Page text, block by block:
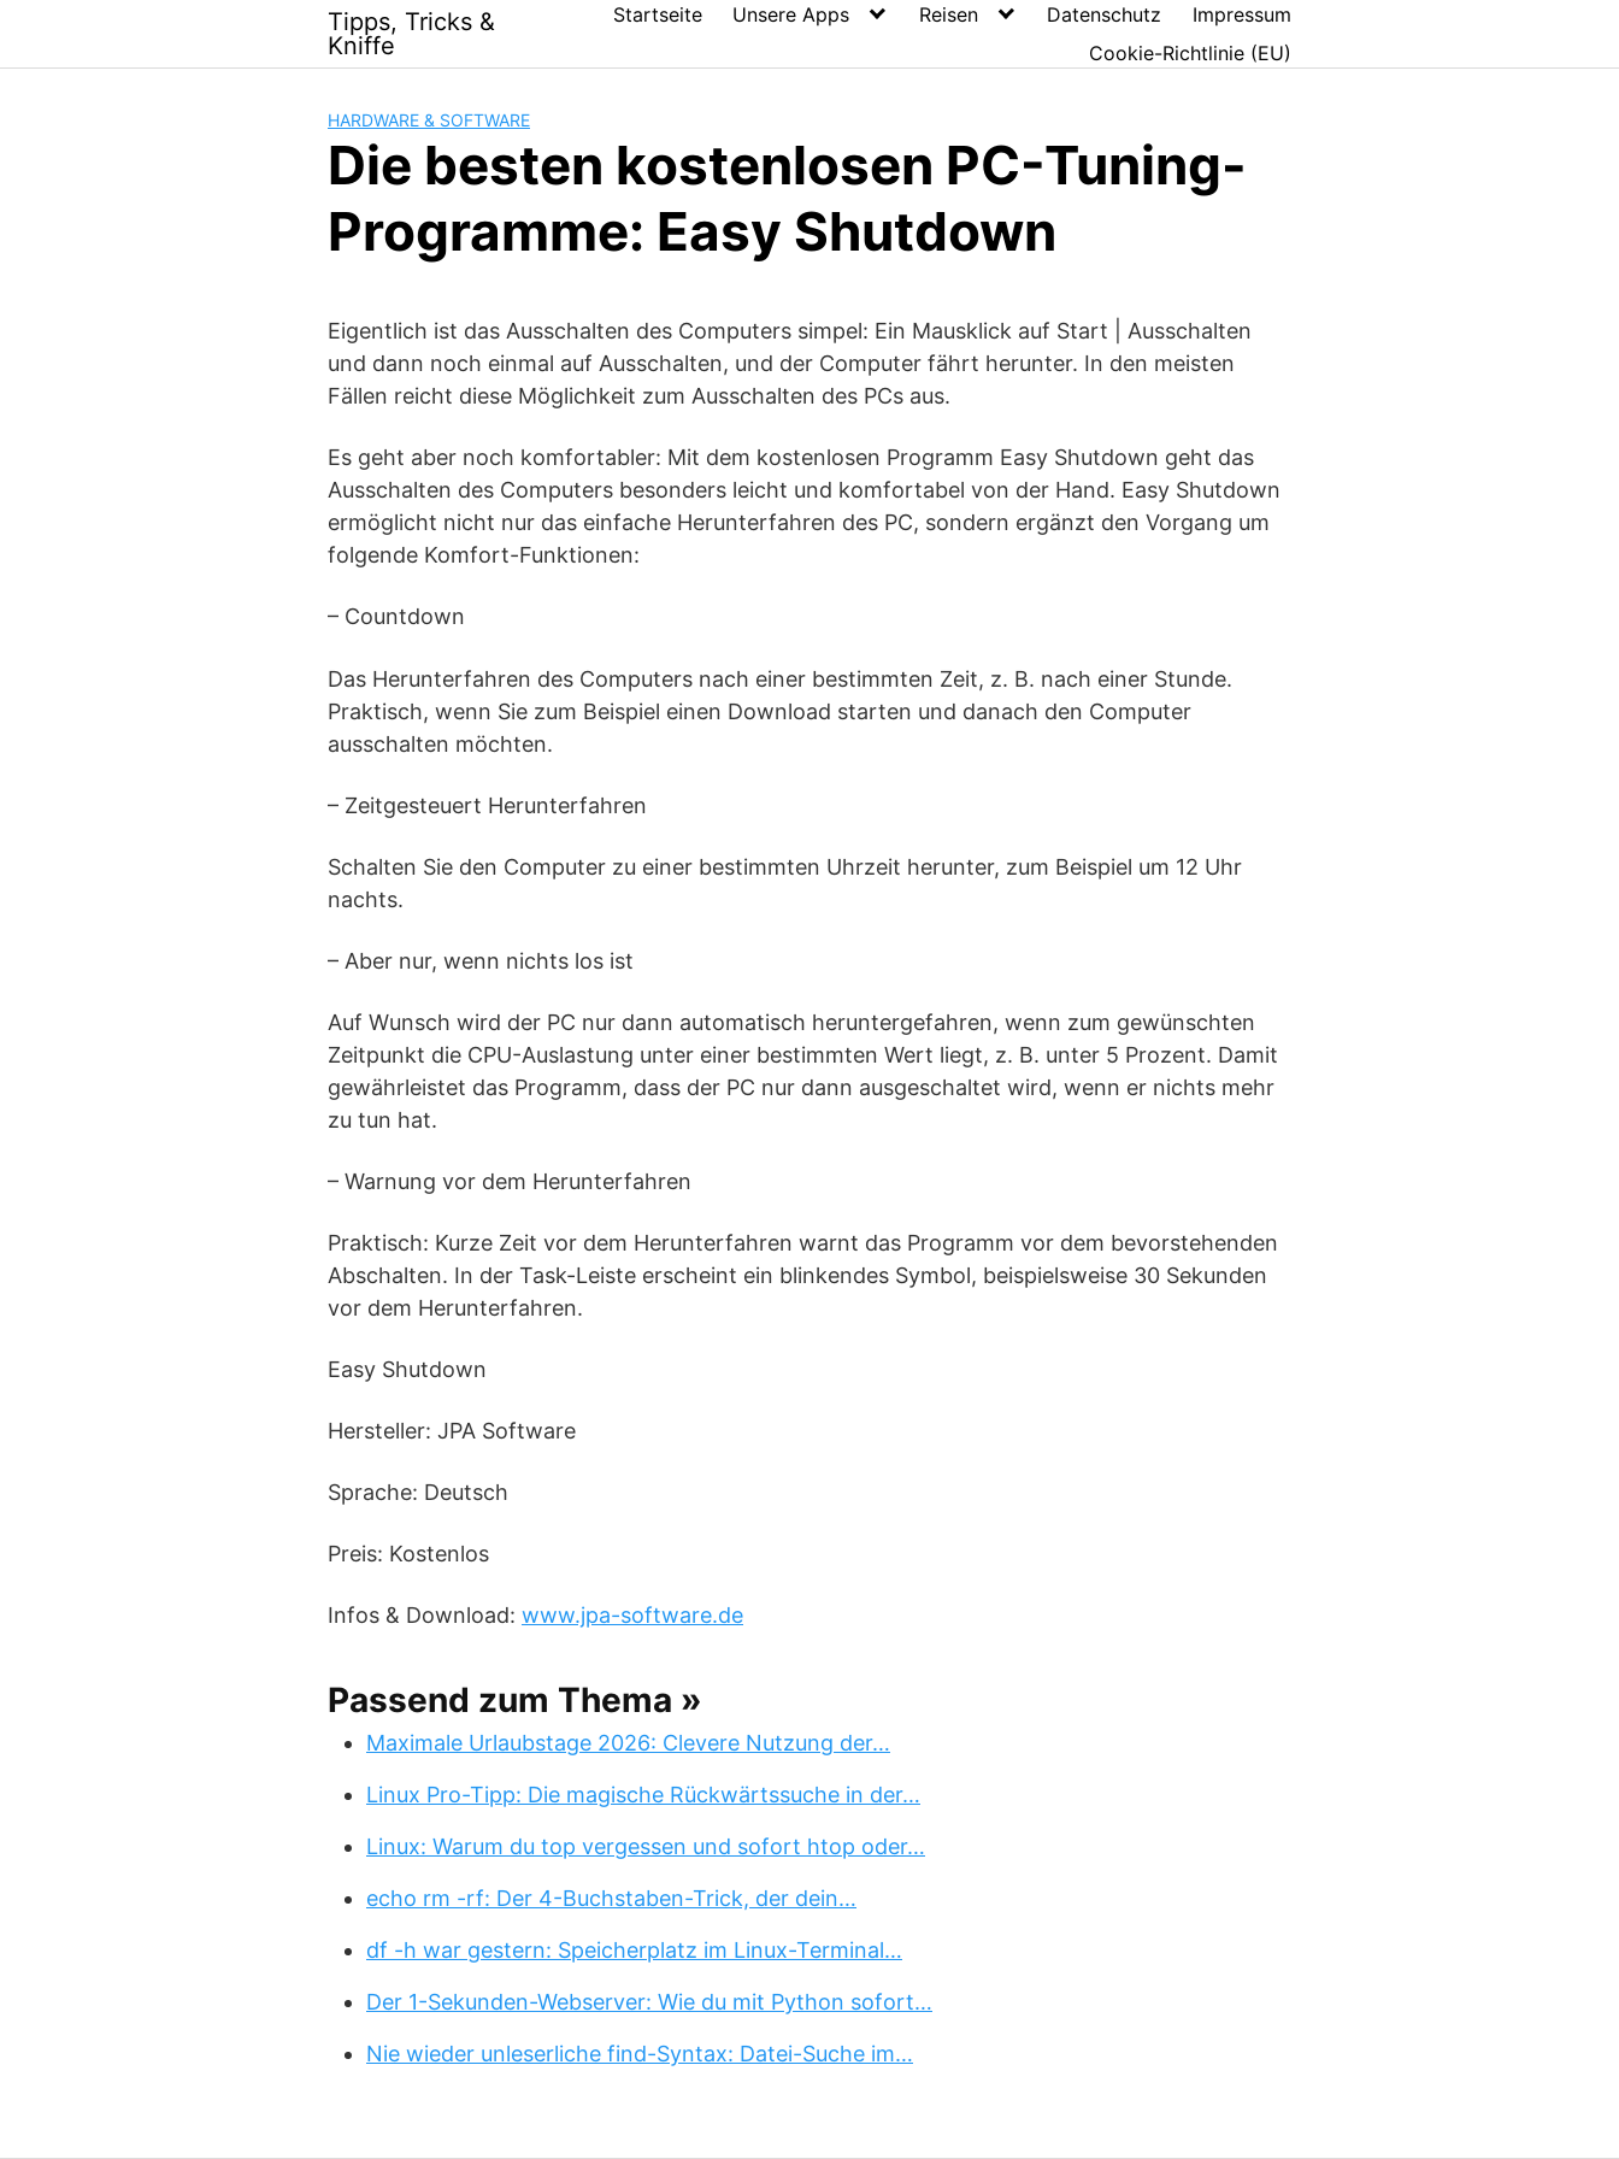
content
Tipps, Tricks &
Kniffe
Startseite Unsere Apps Reisen Datenschutz
Impressum
Cookie-Richtlinie (EU)
HARDWARE & SOFTWARE
Die besten kostenlosen PC-Tuning-
Programme: Easy Shutdown
Eigentlich ist das Ausschalten des Computers simpel: Ein Mausklick auf Start | Ausschalten
und dann noch einmal auf Ausschalten, und der Computer fährt herunter. In den meisten
Fällen reicht diese Möglichkeit zum Ausschalten des PCs aus.
Es geht aber noch komfortabler: Mit dem kostenlosen Programm Easy Shutdown geht das
Ausschalten des Computers besonders leicht und komfortabel von der Hand. Easy Shutdown
ermöglicht nicht nur das einfache Herunterfahren des PC, sondern ergänzt den Vorgang um
folgende Komfort-Funktionen:
– Countdown
Das Herunterfahren des Computers nach einer bestimmten Zeit, z. B. nach einer Stunde.
Praktisch, wenn Sie zum Beispiel einen Download starten und danach den Computer
ausschalten möchten.
– Zeitgesteuert Herunterfahren
Schalten Sie den Computer zu einer bestimmten Uhrzeit herunter, zum Beispiel um 12 Uhr
nachts.
– Aber nur, wenn nichts los ist
Auf Wunsch wird der PC nur dann automatisch heruntergefahren, wenn zum gewünschten
Zeitpunkt die CPU-Auslastung unter einer bestimmten Wert liegt, z. B. unter 5 Prozent. Damit
gewährleistet das Programm, dass der PC nur dann ausgeschaltet wird, wenn er nichts mehr
zu tun hat.
– Warnung vor dem Herunterfahren
Praktisch: Kurze Zeit vor dem Herunterfahren warnt das Programm vor dem bevorstehenden
Abschalten. In der Task-Leiste erscheint ein blinkendes Symbol, beispielsweise 30 Sekunden
vor dem Herunterfahren.
Easy Shutdown
Hersteller: JPA Software
Sprache: Deutsch
Preis: Kostenlos
Infos & Download: www.jpa-software.de
Passend zum Thema »
Maximale Urlaubstage 2026: Clevere Nutzung der…
Linux Pro-Tipp: Die magische Rückwärtssuche in der…
Linux: Warum du top vergessen und sofort htop oder…
echo rm -rf: Der 4-Buchstaben-Trick, der dein…
df -h war gestern: Speicherplatz im Linux-Terminal…
Der 1-Sekunden-Webserver: Wie du mit Python sofort…
Nie wieder unleserliche find-Syntax: Datei-Suche im…